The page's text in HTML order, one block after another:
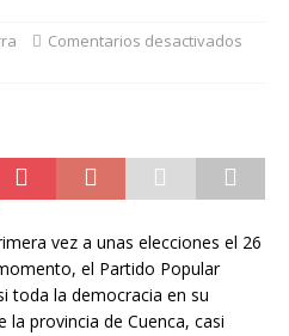
Comentarios desactivados
vez a unas elecciones el 26
el Partido Popular
toda la democracia en su
la provincia de Cuenca, casi